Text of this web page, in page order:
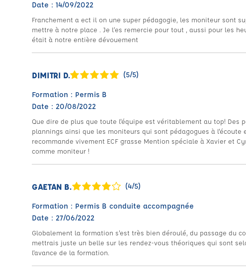
Date : 14/09/2022
Franchement a ect il on une super pédagogie, les moniteur sont
mettre à notre place . Je l’es remercie pour tout , aussi pour les
était à notre entière dévouement
DIMITRI D. (5/5)
Formation : Permis B
Date : 20/08/2022
Que dire de plus que toute l'équipe est véritablement au top! Des
plannings ainsi que les moniteurs qui sont pédagogues à l'écoute
recommande vivement ECF grasse Mention spéciale à Xavier et
comme moniteur !
GAETAN B. (4/5)
Formation : Permis B conduite accompagnée
Date : 27/06/2022
Globalement la formation s'est très bien déroulé, du passage du
mettrais juste un belle sur les rendez-vous théoriques qui sont
l'avance de la formation.